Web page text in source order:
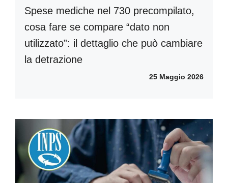
Spese mediche nel 730 precompilato,
cosa fare se compare “dato non
utilizzato”: il dettaglio che può cambiare
la detrazione
25 Maggio 2026